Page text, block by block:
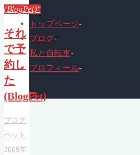
(BlogPet)"
それ
で予
約し
た
(BlogPet)
ブログ
ペット
2009年
トップページ-
ブログ-
私と自転車-
プロフィール-